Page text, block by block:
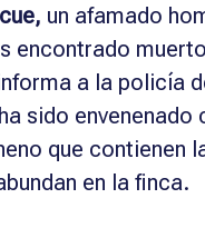
un afamado
encontrado
a la policía
sido envenenado
que contienen
en la finca.